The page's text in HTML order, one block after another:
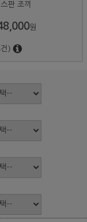
판 조끼
원
)